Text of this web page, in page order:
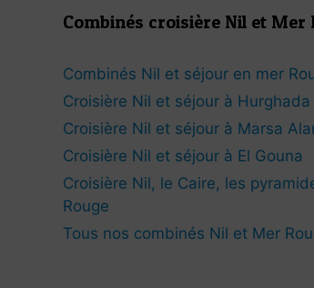
Combinés croisière Nil et Mer
Combinés Nil et séjour en mer
Croisière Nil et séjour à Hurghada
Croisière Nil et séjour à Marsa
Croisière Nil et séjour à El Gouna
Croisière Nil, le Caire, les
Rouge
Tous nos combinés Nil et Mer